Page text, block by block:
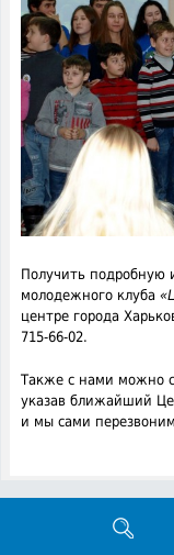
Получить подробную
молодежного клуба
центре города
715-66-02.
Также с нами можно
указав ближайший
и мы сами